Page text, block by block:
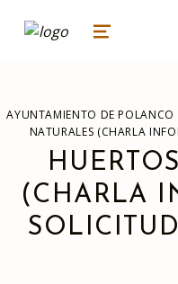
ayuntamiento
AYUNTAMIENTO DE POLANCO MENU
AYUNTAMIENTO DE POLANCO
NATURALES (CHARLA
(CHARLA